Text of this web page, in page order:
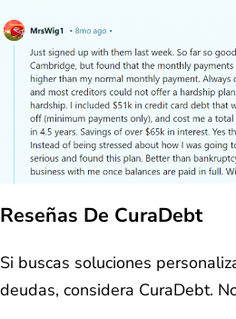
Reseñas De CuraDebt
Si buscas soluciones
deudas, considera CuraDebt.